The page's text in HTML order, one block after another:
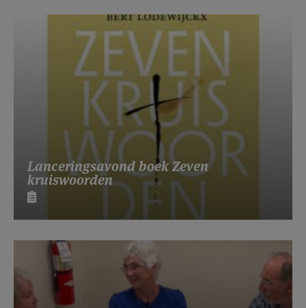
Lanceringsavond boek Zeven
kruiswoorden